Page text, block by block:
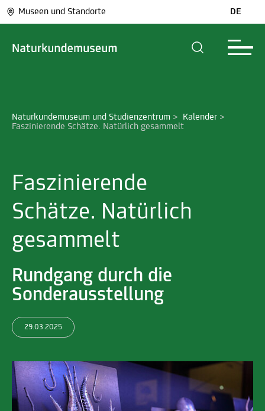
Museen und Standorte DE
Naturkundemuseum und Studienzentrum > Kalender >
Faszinierende Schätze. Natürlich gesammelt
Faszinierende
Schätze. Natürlich
gesammelt
Rundgang durch die
Sonderausstellung
29.03.2025